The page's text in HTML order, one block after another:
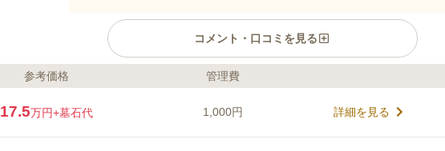
コメント・口コミを見る
ライフドット編集部のコメント
や公園に隣接しているので人通りが多く、墓地独特の寂しい雰
囲気はありません。市営なので年間管理費は1,000円とリーズナ
参考価格 管理費
17.5万円+墓石代 1,000円 詳細を見る